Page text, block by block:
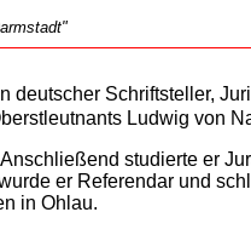
deutscher Schriftsteller,
Ludwig von
studierte er
er Referendar und
in Ohlau.